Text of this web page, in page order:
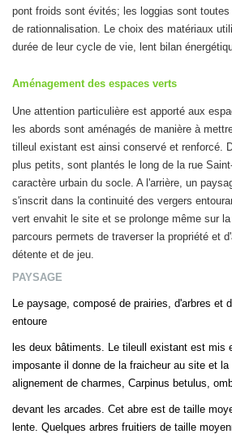
pont froids sont évités; les loggias sont
de rationnalisation. Le choix des matériaux
durée de leur cycle de vie, lent bilan
Aménagement des espaces verts
Une attention particulière est apporté aux
les abords sont aménagés de manière à
tilleul existant est ainsi conservé et renforcé.
plus petits, sont plantés le long de la rue
caractère urbain du socle. A l'arrière, un
s'inscrit dans la continuité des vergers
vert envahit le site et se prolonge même sur
parcours permets de traverser la propriété et
détente et de jeu.
PAYSAGE
Le paysage, composé de prairies, d'arbres et
entoure
les deux bâtiments. Le tileull existant est mis
imposante il donne de la fraicheur au site et
alignement de charmes, Carpinus betulus,
devant les arcades. Cet abre est de taille
lente. Quelques arbres fruitiers de taille